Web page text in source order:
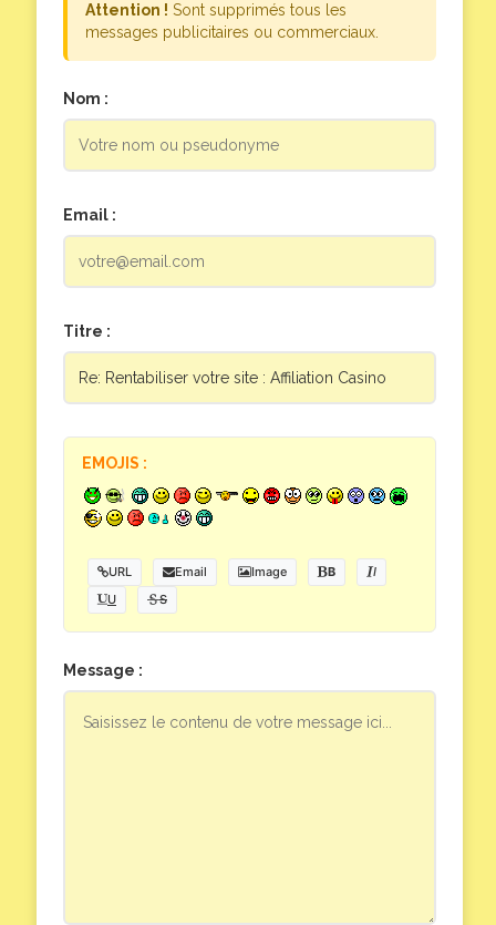
Attention ! Sont supprimés tous les
messages publicitaires ou commerciaux.
Nom :
Email :
Titre :
EMOJIS :
URL Email Image B
I
U
S
Message :